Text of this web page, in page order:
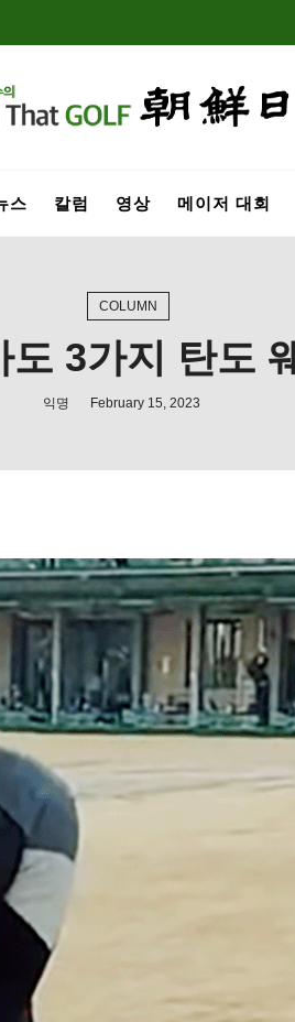
스 칼럼 영상 메이저 대회
COLUMN
도 3가지 탄도
익명 February 15, 2023